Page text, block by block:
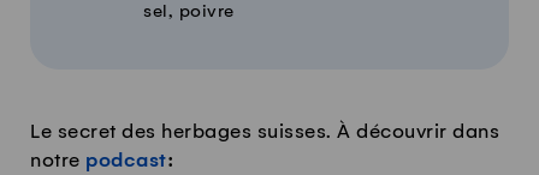
sel, poivre
Le secret des herbages suisses. À découvrir dans
notre podcast: